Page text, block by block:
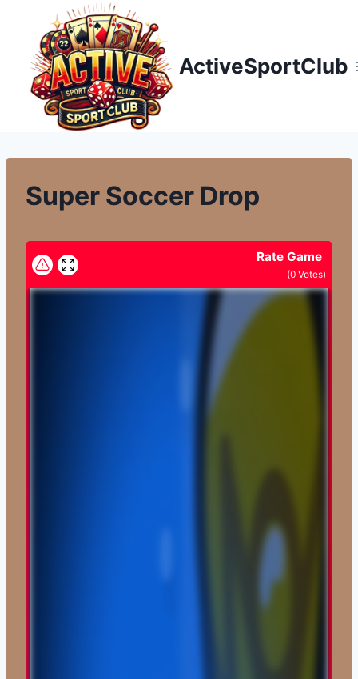
obsah
ActiveSportClub
Super Soccer Drop
Rate Game
(0 Votes)